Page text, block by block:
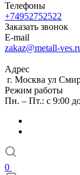
Телефоны
+74952752522
Заказать звонок
E-mail
zakaz@metall-
Адрес
г. Москва ул
Режим работы
Пн. – Пт.: с 9:00
0